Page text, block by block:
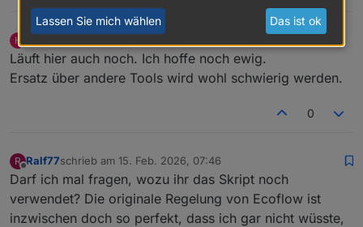
H
Online zuletzt editiert von holgerwolf
Läuft hier auch noch. Ich hoffe noch ewig.
Ersatz über andere Tools wird wohl schwierig werden.
0
R
Offline
Ralf77schrieb am 15. Feb. 2026, 07:46
zuletzt editiert von
Darf ich mal fragen, wozu ihr das Skript noch
verwendet? Die originale Regelung von Ecoflow ist
inzwischen doch so perfekt, dass ich gar nicht wüsste,
Lassen Sie mich wählen Das ist ok